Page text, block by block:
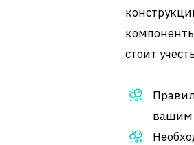
стоит
вашим